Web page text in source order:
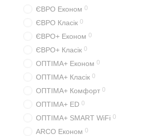
ЄВРО Економ 0
ЄВРО Класік 0
ЄВРО+ Економ 0
ЄВРО+ Класік 0
ОПТІМА+ Економ 0
ОПТІМА+ Класік 0
ОПТІМА+ Комфорт 0
ОПТІМА+ ED 0
ОПТІМА+ SMART WiFi 0
ARCO Економ 0